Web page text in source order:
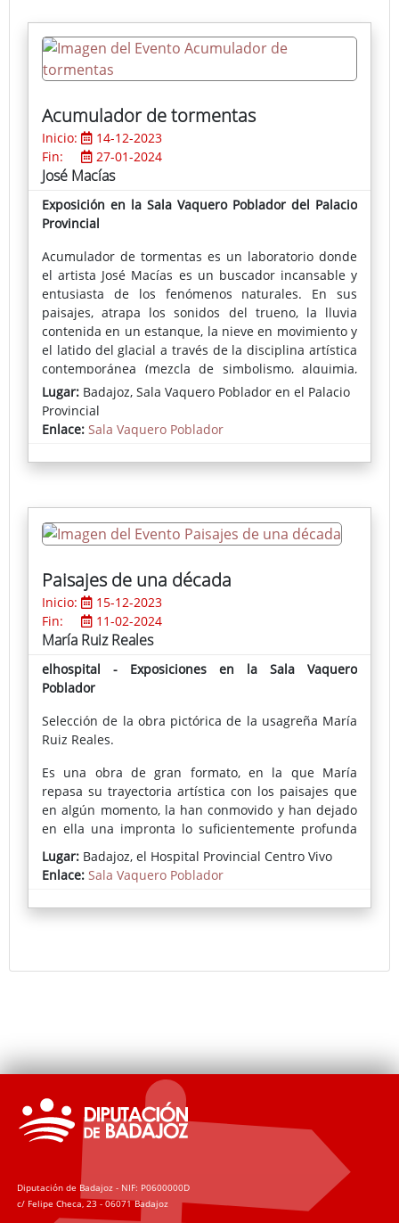
Acumulador de tormentas
Inicio:
14-12-2023
Fin:
27-01-2024
José Macías
Exposición en la Sala Vaquero Poblador del Palacio
Provincial
Acumulador de tormentas es un laboratorio donde
el artista José Macías es un buscador incansable y
entusiasta de los fenómenos naturales. En sus
paisajes, atrapa los sonidos del trueno, la lluvia
contenida en un estanque, la nieve en movimiento y
el latido del glacial a través de la disciplina artística
contemporánea (mezcla de simbolismo, alquimia,
magia y patrones inconscientes) y la cristaliza en
sus piezas en su dimensión más abstracta y pura.
Lidón Sancho,
Comisaria de la exposiciónAcumulador de
Lugar: Badajoz, Sala Vaquero Poblador en el Palacio
Provincial
Enlace: Sala Vaquero Poblador
Paisajes de una década
Inicio:
15-12-2023
Fin:
11-02-2024
María Ruiz Reales
elhospital - Exposiciones en la Sala Vaquero
Poblador
Selección de la obra pictórica de la usagreña María
Ruiz Reales.
Es una obra de gran formato, en la que María
repasa su trayectoria artística con los paisajes que
en algún momento, la han conmovido y han dejado
en ella una impronta lo suficientemente profunda
como para expresarlo en sus creaciones. Como ella
misma explica, son el gesto, el grafismo, la mancha y
la materia sus medios de expresión y de
comunicación con quienes visiten su exposición en
Lugar: Badajoz, el Hospital Provincial Centro Vivo
Enlace: Sala Vaquero Poblador
Diputación de Badajoz - NIF: P0600000D
c/ Felipe Checa, 23 - 06071 Badajoz